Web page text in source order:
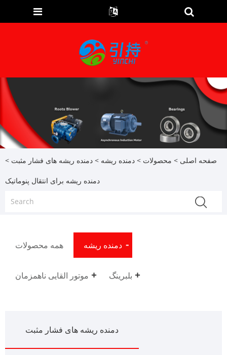
صفحه اصلی > محصولات > دمنده ریشه > دمنده ریشه های فشار مثبت >
دمنده ریشه برای انتقال پنوماتیک
همه محصولات دمنده ریشه
موتور القایی ناهمزمان بلبرینگ
دمنده ریشه های فشار مثبت